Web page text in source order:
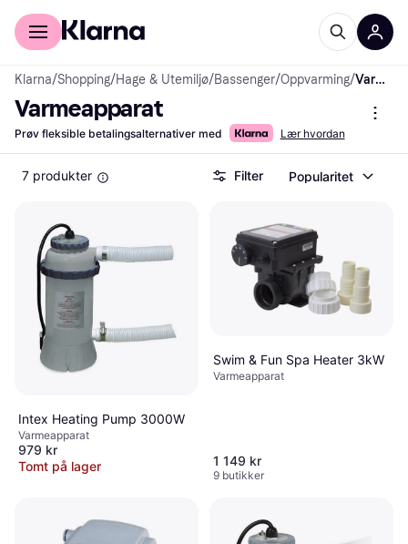
For kunder
Klarna/Shopping/Hage & Utemiljø/Bassenger/Oppvarming/ Varmeapparat
Varmeapparat
Prøv fleksible betalingsalternativer med Lær hvordan
7 produkter Filter Popularitet
Intex Heating Pump 3000W
Varmeapparat
979 kr
Tomt på lager
Swim & Fun Spa Heater 3kW
Varmeapparat
1 149 kr
9 butikker